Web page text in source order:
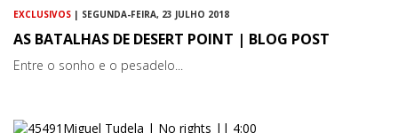
EXCLUSIVOS | SEGUNDA-FEIRA, 23 JULHO 2018
AS BATALHAS DE DESERT POINT | BLOG POST
Entre o sonho e o pesadelo...